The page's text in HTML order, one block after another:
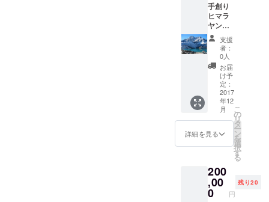
手創り
ヒマラ
ヤン
バーム
３０ｇ
６個、
ヒマラ
ヤの自
然は語
る絵本
３冊、
ヒマラ
ヤの自
然CD３
個。 お
送りし
支援
者：
0人
お届
け予
定：
2017
年12
月
詳細を見る
こ
の
リ
タ
ー
ン
を
選
択
す
る
200
,00
0 円
残り20